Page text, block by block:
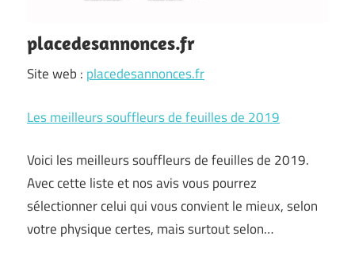
placedesannonces.fr
Site web : placedesannonces.fr
Les meilleurs souffleurs de feuilles de 2019
Voici les meilleurs souffleurs de feuilles de 2019.
Avec cette liste et nos avis vous pourrez
sélectionner celui qui vous convient le mieux, selon
votre physique certes, mais surtout selon…